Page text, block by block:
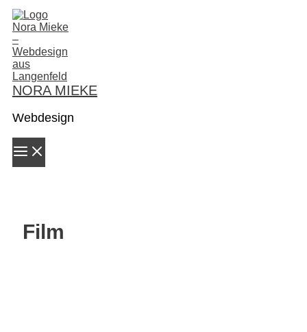
Zum
Inhalt
springen
NORA MIEKE
Webdesign
Film